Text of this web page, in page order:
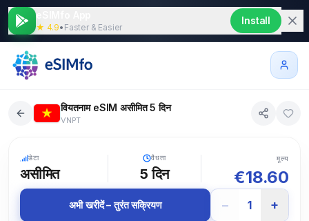
★ 4.9• Faster & Easier
Install
वियतनाम eSIM असीमित 5 दिन
VNPT
डेटा
असीमित
वैधता
5 दिन
मूल्य
€18.60
अभी खरीदें – तुरंत सक्रियण − 1 +